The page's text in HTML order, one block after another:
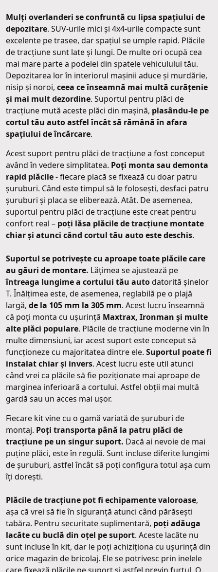
Mulți overlanderi se confruntă cu lipsa spațiului de
depozitare. SUV-urile mici și 4x4-urile compacte sunt
excelente pe trasee, dar spațiul se umple rapid. Plăcile
de tracțiune sunt late și lungi. De multe ori ocupă cea
mai mare parte a podelei din spatele vehiculului tău.
Depozitarea lor în interiorul mașinii aduce și murdărie,
nisip și noroi, ceea ce înseamnă mai multă curățenie
și mai mult dezordine. Suportul pentru plăci de
tracțiune mută aceste plăci din mașină, plasându-le pe
cortul tău auto astfel încât să rămână în afara
spațiului de încărcare.
Acest suport pentru plăci de tracțiune a fost conceput
având în vedere simplitatea. Poți monta sau demonta
rapid plăcile- fiecare placă se fixează cu doar patru
șuruburi. Când este timpul să le folosești, desfaci patru
șuruburi și placa se eliberează. Atât. De asemenea,
suportul pentru plăci de tracțiune este creat pentru
confort real – poți lăsa plăcile de tracțiune montate
chiar și atunci când cortul tău auto este deschis.
Suportul se potrivește cu aproape toate plăcile care
au găuri de montare. Lățimea se ajustează pe
întreaga lungime a cortului tău autodatorită șinelor
T. Înălțimea este, de asemenea, reglabilă pe o plajă
largă, de la 105 mm la 305 mm. Acest lucru înseamnă
că poți monta cu ușurință Maxtrax, Ironman și multe
alte plăci populare. Plăcile de tracțiune moderne vin în
multe dimensiuni, iar acest suport este conceput să
funcționeze cu majoritatea dintre ele. Suportul poate fi
instalat chiar și invers. Acest lucru este util atunci
când vrei ca plăcile să fie poziționate mai aproape de
marginea inferioară a cortului. Astfel obții mai multă
gardă sau un acces mai ușor.
Fiecare kit vine cu o gamă variată de șuruburi de
montaj. Poți transporta până la patru plăci de
tracțiune pe un singur suport. Dacă ai nevoie de mai
puține plăci, este în regulă. Sunt incluse diferite lungimi
de șuruburi, astfel încât să poți configura totul așa cum
îți dorești.
Plăcile de tracțiune pot fi echipamente valoroase,
așa că vrei să fie în siguranță atunci când părăsești
tabăra. Pentru securitate suplimentară, poți adăuga
lacăte cu buclă din oțel pe suport. Aceste lacăte nu
sunt incluse în kit, dar le poți achiziționa cu ușurință din
orice magazin de bricolaj. Ele se potrivesc prin inelele